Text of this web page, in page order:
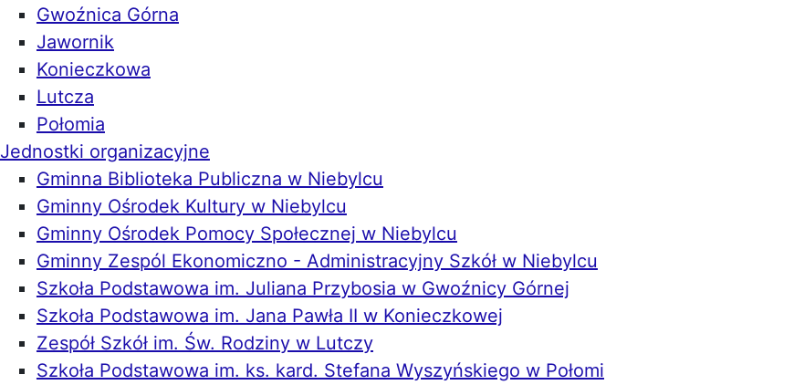
Gwoźnica Górna
Jawornik
Konieczkowa
Lutcza
Połomia
Jednostki organizacyjne
Gminna Biblioteka Publiczna w Niebylcu
Gminny Ośrodek Kultury w Niebylcu
Gminny Ośrodek Pomocy Społecznej w Niebylcu
Gminny Zespól Ekonomiczno - Administracyjny Szkół w Niebylcu
Szkoła Podstawowa im. Juliana Przybosia w Gwoźnicy Górnej
Szkoła Podstawowa im. Jana Pawła II w Konieczkowej
Zespół Szkół im. Św. Rodziny w Lutczy
Szkoła Podstawowa im. ks. kard. Stefana Wyszyńskiego w Połomi